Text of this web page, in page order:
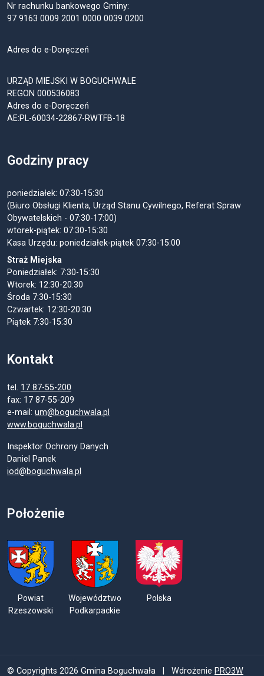
Nr rachunku bankowego Gminy:
97 9163 0009 2001 0000 0039 0200
Adres do e-Doręczeń
URZĄD MIEJSKI W BOGUCHWALE
REGON 000536083
Adres do e-Doręczeń
AE:PL-60034-22867-RWTFB-18
Godziny pracy
poniedziałek: 07:30-15:30
(Biuro Obsługi Klienta, Urząd Stanu Cywilnego, Referat Spraw
Obywatelskich - 07:30-17:00)
wtorek-piątek: 07:30-15:30
Kasa Urzędu: poniedziałek-piątek 07:30-15:00
Straż Miejska
Poniedziałek: 7:30-15:30
Wtorek: 12:30-20:30
Środa 7:30-15:30
Czwartek: 12:30-20:30
Piątek 7:30-15:30
Kontakt
tel. 17 87-55-200
fax: 17 87-55-209
e-mail: um@boguchwala.pl
www.boguchwala.pl
Inspektor Ochrony Danych
Daniel Panek
iod@boguchwala.pl
Położenie
Powiat
Rzeszowski
Województwo
Podkarpackie
Polska
© Copyrights 2026 Gmina Boguchwała | Wdrożenie PRO3W